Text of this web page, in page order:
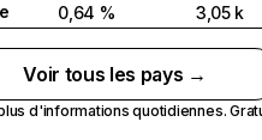
0,64 % 3,05 k
Voir tous les pays →
d'informations quotidiennes.